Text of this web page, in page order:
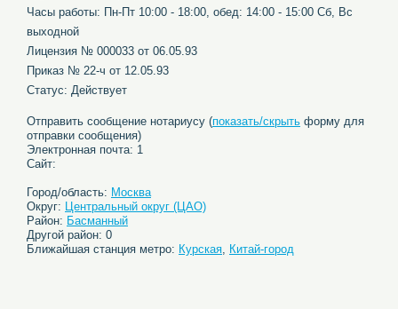
Часы работы: Пн-Пт 10:00 - 18:00, обед: 14:00 - 15:00 Сб, Вс
выходной
Лицензия № 000033 от 06.05.93
Приказ № 22-ч от 12.05.93
Статус: Действует
Отправить сообщение нотариусу (показать/скрыть форму для
отправки сообщения)
Электронная почта: 1
Сайт:
Город/область: Москва
Округ: Центральный округ (ЦАО)
Район: Басманный
Другой район: 0
Ближайшая станция метро: Курская, Китай-город